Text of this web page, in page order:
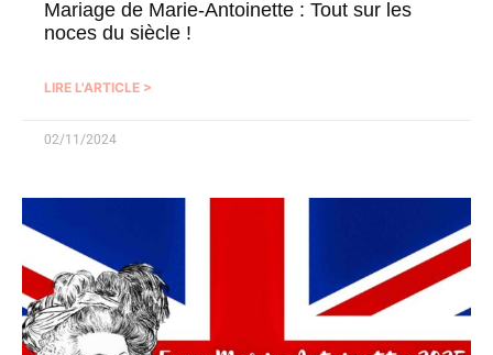
Mariage de Marie-Antoinette : Tout sur les
noces du siècle !
LIRE L'ARTICLE >
02/11/2024